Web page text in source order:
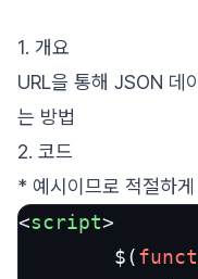
1. 개요
URL을 통해 JSON
는 방법
2. 코드
* 예시이므로 적절하
<script>
        $(